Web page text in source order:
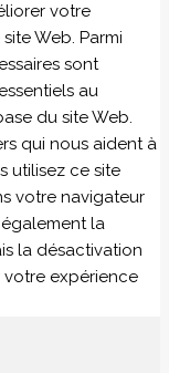
votre
Web. Parmi
sont
au
du site Web.
qui nous aident à
utilisez ce site
votre navigateur
la
la désactivation
expérience